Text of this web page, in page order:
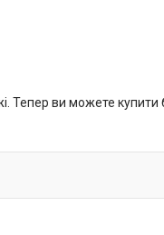
Тепер ви можете